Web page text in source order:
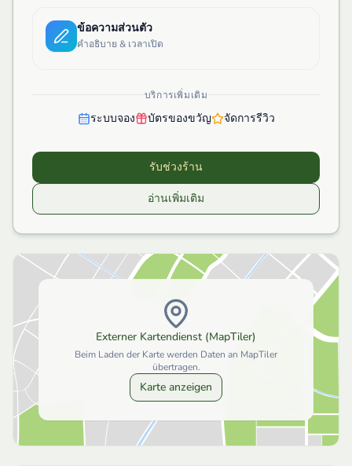
ข้อความส่วนตัว
คำอธิบาย & เวลาเปิด
บริการเพิ่มเติม
ระบบจอง บัตรของขวัญ จัดการรีวิว
รับช่วงร้าน
อ่านเพิ่มเติม
Externer Kartendienst (MapTiler)
Beim Laden der Karte werden Daten an MapTiler
übertragen.
Karte anzeigen